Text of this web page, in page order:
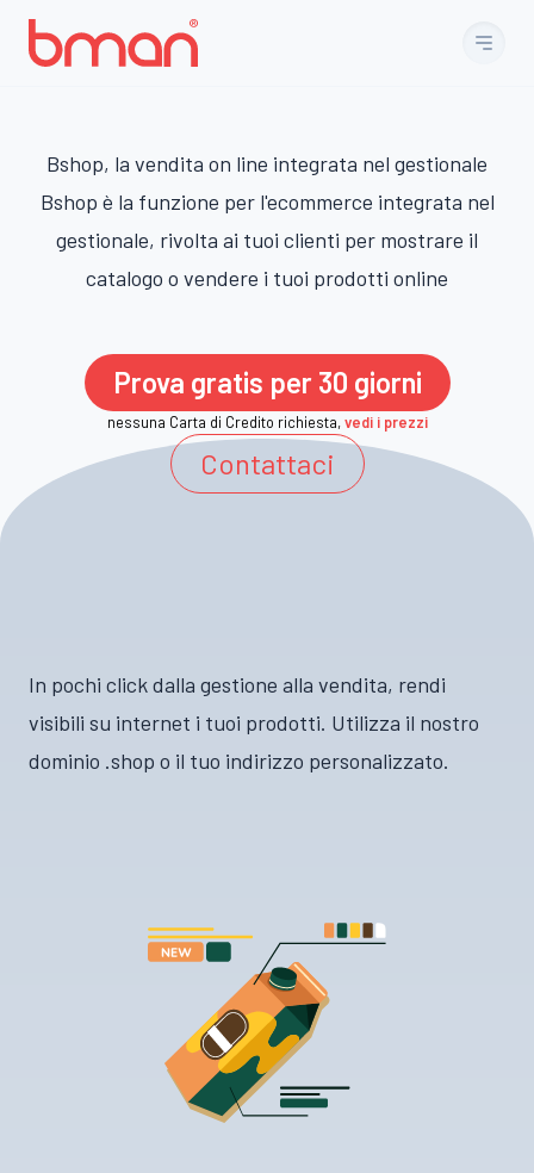
Bshop, la vendita on line integrata nel gestionale
Bshop è la funzione per l'ecommerce integrata nel
gestionale, rivolta ai tuoi clienti per mostrare il
catalogo o vendere i tuoi prodotti online
Prova gratis per 30 giorni
nessuna Carta di Credito richiesta,vedi i prezzi
Contattaci
In pochi click dalla gestione alla vendita, rendi
visibili su internet i tuoi prodotti. Utilizza il nostro
dominio .shop o il tuo indirizzo personalizzato.